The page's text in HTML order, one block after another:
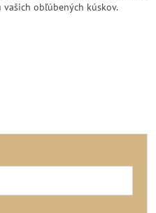
obľúbených kúskov.